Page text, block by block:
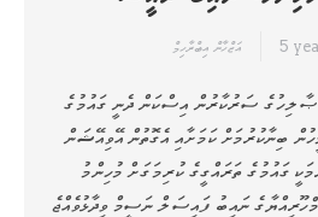
އަޒްހާން އިބްރާހިމް 5
ޞާލިހުގެ ސަރުކާރުން އިސްކަން ދެނީ ގައުމުގެ
ބިނާކުރުމަށް ކަމަށާއި އެގޮތުން އޭވިއޭޝަން
ގައުމުގެ ތަރައްގީގެ ކުރިމަގަށް މުހިންމު
ނައިބު ފައިސަލް ނަސީމް ވިދާޅުވެއްޖެ